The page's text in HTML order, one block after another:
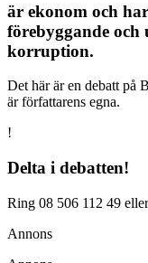
är ekonom och
förebyggande och
korruption.
Det här är en debatt på
är författarens egna.
!
Delta i debatten!
Ring 08 506 112 49
Annons